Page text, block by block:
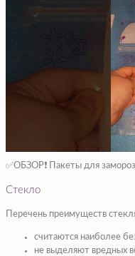
✅ОБЗОР❗ Пакеты для
Стекло
Перечень преимуществ
считаются наиболее
не выделяют вредных